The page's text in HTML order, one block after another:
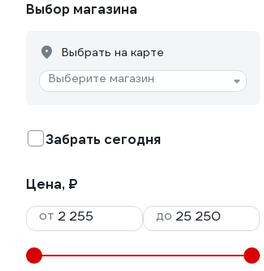
Выбор магазина
Выбрать на карте
Выберите магазин
Забрать сегодня
Цена, ₽
от
до